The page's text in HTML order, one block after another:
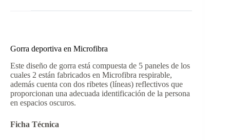
Gorra deportiva en Microfibra
Este diseño de gorra está compuesta de 5 paneles de los
cuales 2 están fabricados en Microfibra respirable,
además cuenta con dos ribetes (líneas) reflectivos que
proporcionan una adecuada identificación de la persona
en espacios oscuros.
Ficha Técnica